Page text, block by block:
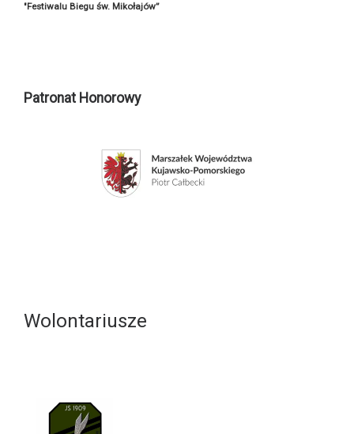
"Festiwalu Biegu św. Mikołajów”
Patronat Honorowy
Wolontariusze